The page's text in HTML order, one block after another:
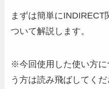
まずは簡単にINDIRECT
ついて解説します。
※今回使用した使い方
う方は読み飛ばしてくだ